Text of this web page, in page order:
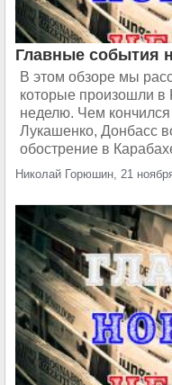
Главные события
В этом обзоре мы
которые произошли
неделю. Чем
Лукашенко, Донбасс
обострение в
Николай Горюшин, 21